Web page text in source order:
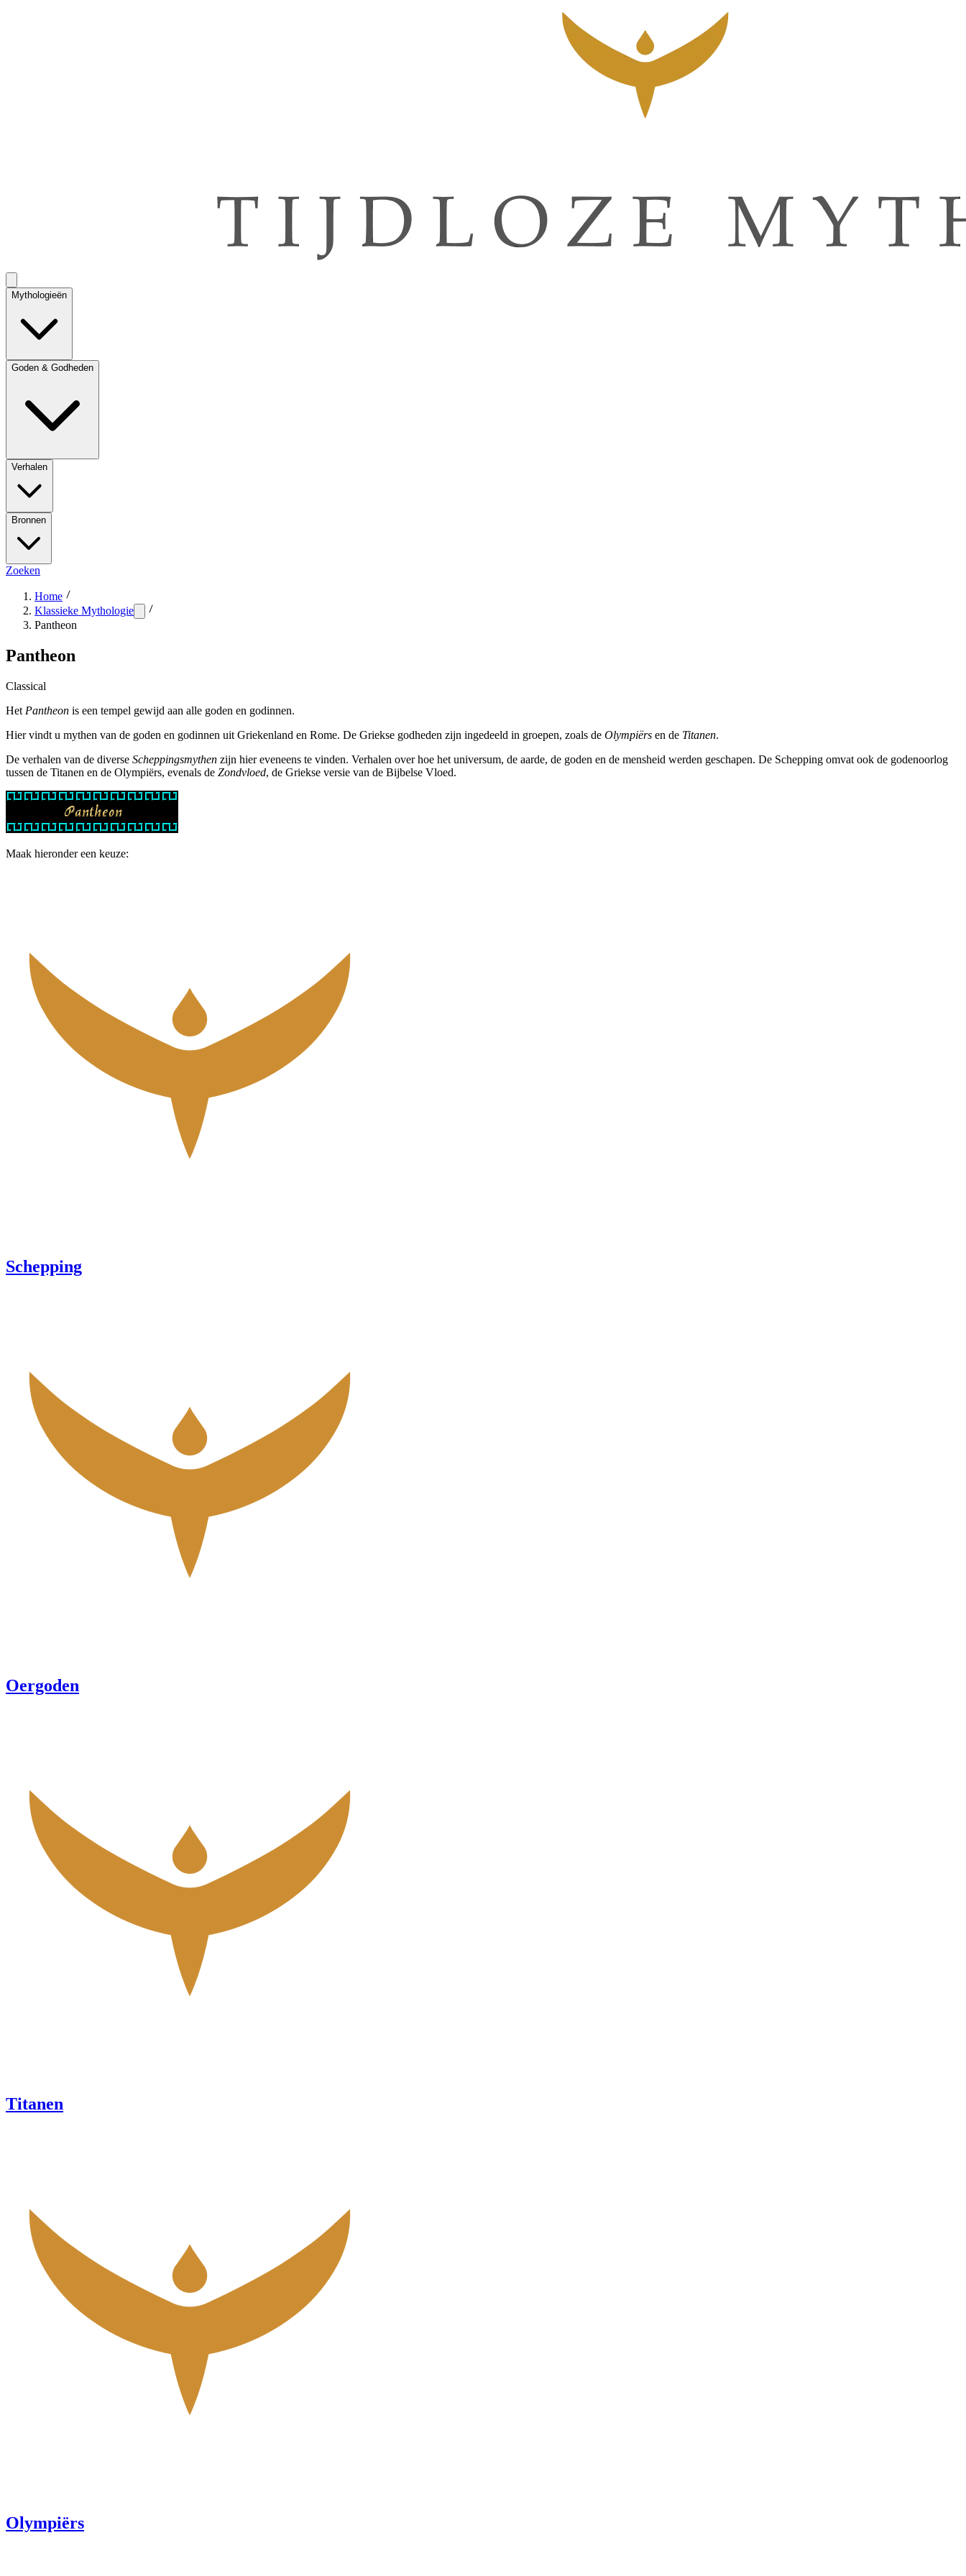
Mythologieën
Goden & Godheden
Verhalen
Bronnen
Zoeken
Home
Klassieke Mythologie
Pantheon
Pantheon
Classical
Het Pantheon is een tempel gewijd aan alle goden en godinnen.
Hier vindt u mythen van de goden en godinnen uit Griekenland en Rome. De Griekse godheden zijn ingedeeld in groepen, zoals de Olympiërs en de Titanen.
De verhalen van de diverse Scheppingsmythen zijn hier eveneens te vinden. Verhalen over hoe het universum, de aarde, de goden en de mensheid werden geschapen. De Schepping omvat ook de godenoorlog
tussen de Titanen en de Olympiërs, evenals de Zondvloed, de Griekse versie van de Bijbelse Vloed.
Maak hieronder een keuze:
Schepping
Oergoden
Titanen
Olympiërs